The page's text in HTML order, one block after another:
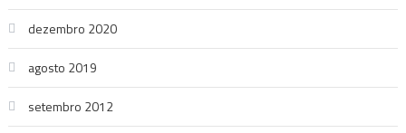
dezembro 2020
agosto 2019
setembro 2012